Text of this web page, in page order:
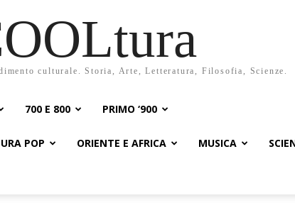
culturale. Storia, Arte, Letteratura, Filosofia, Scienze.
700 E 800 PRIMO ‘900
POP ORIENTE E AFRICA MUSICA